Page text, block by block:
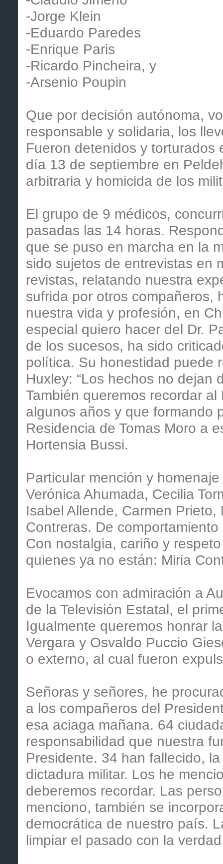
-Jorge Klein
-Eduardo Paredes
-Enrique Paris
-Ricardo Pincheira, y
-Arsenio Poupin
Que por decisión autónoma,
responsable y solidaria, los
Fueron detenidos y torturados
día 13 de septiembre en
arbitraria y homicida de los
El grupo de 9 médicos,
pasadas las 14 horas.
que se puso en marcha en la
sido sujetos de entrevistas en
revistas, relatando nuestra
sufrida por otros compañeros,
nuestra vida y profesión, en
especial quiero hacer del Dr.
de los sucesos, ha sido
política. Su honestidad puede
Huxley: “Los hechos no dejan
También queremos recordar
algunos años y que formando
Residencia de Tomas Moro a
Hortensia Bussi.
Particular mención y
Verónica Ahumada, Cecilia
Isabel Allende, Carmen
Contreras. De
Con nostalgia, cariño y
quienes ya no están: Miria
Evocamos con admiración a
de la Televisión Estatal, el
Igualmente queremos honrar
Vergara y Osvaldo Puccio
o externo, al cual fueron
Señoras y señores, he
a los compañeros del
esa aciaga mañana. 64
responsabilidad que nuestra
Presidente. 34 han fallecido,
dictadura militar. Los he
deberemos recordar. Las
menciono, también se
democrática de nuestro país.
limpiar el pasado con la